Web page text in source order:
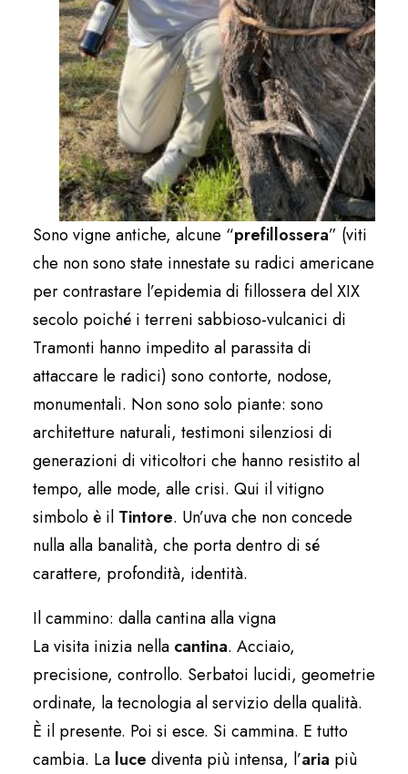
Sono vigne antiche, alcune “prefillossera” (viti
che non sono state innestate su radici americane
per contrastare l’epidemia di fillossera del XIX
secolo poiché i terreni sabbioso-vulcanici di
Tramonti hanno impedito al parassita di
attaccare le radici) sono contorte, nodose,
monumentali. Non sono solo piante: sono
architetture naturali, testimoni silenziosi di
generazioni di viticoltori che hanno resistito al
tempo, alle mode, alle crisi. Qui il vitigno
simbolo è il Tintore. Un’uva che non concede
nulla alla banalità, che porta dentro di sé
carattere, profondità, identità.
Il cammino: dalla cantina alla vigna
La visita inizia nella cantina. Acciaio,
precisione, controllo. Serbatoi lucidi, geometrie
ordinate, la tecnologia al servizio della qualità.
È il presente. Poi si esce. Si cammina. E tutto
cambia. La luce diventa più intensa, l’aria più